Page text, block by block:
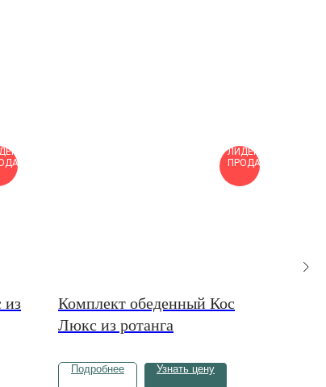
из
ЛИДЕР
ПРОДАЖ
Комплект обеденный Кос
Люкс из ротанга
Подробнее Узнать цену